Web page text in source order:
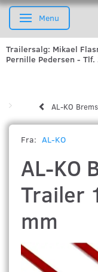
Skifte navigation
Menu
Trailersalg: Mikael
Pernille Pedersen -
AL-KO
Fra: AL-KO
AL-KO
Trailer
mm